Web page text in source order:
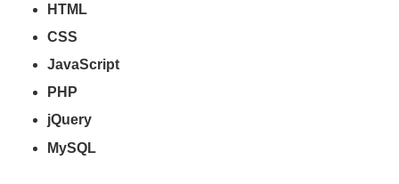
HTML
CSS
JavaScript
PHP
jQuery
MySQL